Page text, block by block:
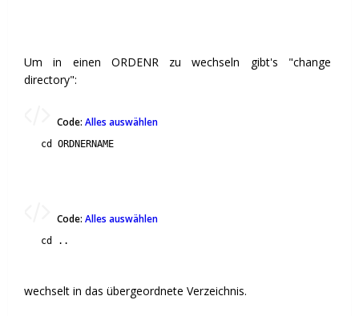
Um in einen ORDENR zu wechseln gibt's "change
directory":
Code: Alles auswählen
cd ORDNERNAME
Code: Alles auswählen
cd ..
wechselt in das übergeordnete Verzeichnis.